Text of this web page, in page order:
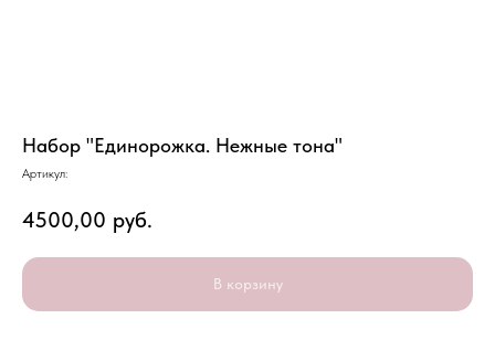
Набор "Единорожка. Нежные тона"
Артикул:
4500,00 руб.
В корзину